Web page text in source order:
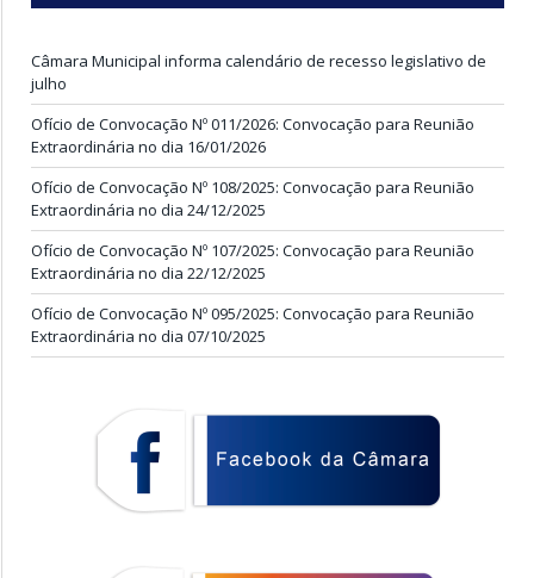
Câmara Municipal informa calendário de recesso legislativo de
julho
Ofício de Convocação Nº 011/2026: Convocação para Reunião
Extraordinária no dia 16/01/2026
Ofício de Convocação Nº 108/2025: Convocação para Reunião
Extraordinária no dia 24/12/2025
Ofício de Convocação Nº 107/2025: Convocação para Reunião
Extraordinária no dia 22/12/2025
Ofício de Convocação Nº 095/2025: Convocação para Reunião
Extraordinária no dia 07/10/2025